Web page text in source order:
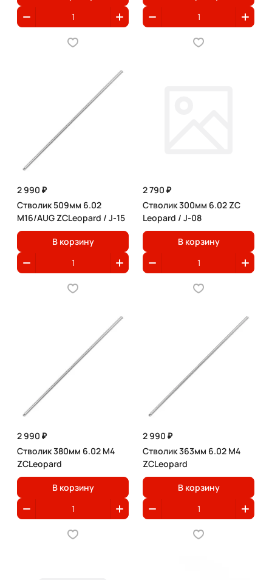
2 990 ₽
Стволик 509мм 6.02
M16/AUG ZCLeopard / J-15
В корзину
2 790 ₽
Стволик 300мм 6.02 ZC
Leopard / J-08
В корзину
2 990 ₽
Стволик 380мм 6.02 M4
ZCLeopard
В корзину
2 990 ₽
Стволик 363мм 6.02 M4
ZCLeopard
В корзину